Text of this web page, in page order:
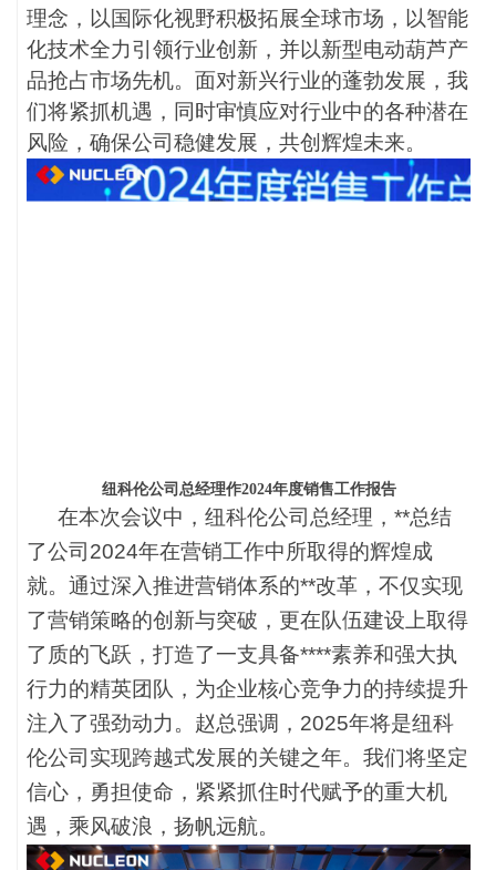
理念，以国际化视野积极拓展全球市场，以智能
化技术全力引领行业创新，并以新型电动葫芦产
品抢占市场先机。面对新兴行业的蓬勃发展，我
们将紧抓机遇，同时审慎应对行业中的各种潜在
风险，确保公司稳健发展，共创辉煌未来。
纽科伦公司总经理作2024年度销售工作报告
在本次会议中，纽科伦公司总经理，**总结
了公司 2024年在营销工作中所取得的辉煌成
就。通过深入推进营销体系的**改革，不仅实现
了营销策略的创新与突破，更在队伍建设上取得
了质的飞跃，打造了一支具备****素养和强大执
行力的精英团队，为企业核心竞争力的持续提升
注入了强劲动力。赵总强调，2025年将是纽科
伦公司实现跨越式发展的关键之年。我们将坚定
信心，勇担使命，紧紧抓住时代赋予的重大机
遇，乘风破浪，扬帆远航。